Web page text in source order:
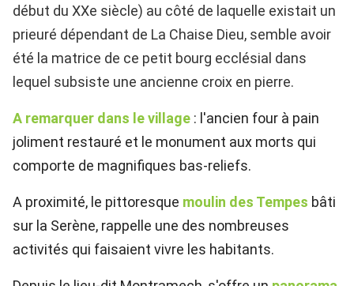
début du XXe siècle) au côté de laquelle existait un
prieuré dépendant de La Chaise Dieu, semble avoir
été la matrice de ce petit bourg ecclésial dans
lequel subsiste une ancienne croix en pierre.
A remarquer dans le village : l'ancien four à pain
joliment restauré et le monument aux morts qui
comporte de magnifiques bas-reliefs.
A proximité, le pittoresque moulin des Tempes bâti
sur la Serène, rappelle une des nombreuses
activités qui faisaient vivre les habitants.